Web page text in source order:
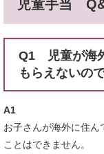
児童手当
Q1 児童が海
もらえないの
A1
お子さんが海外に住ん
ことはできません。